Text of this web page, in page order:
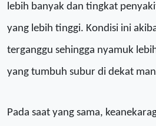
lebih banyak dan tingkat
yang lebih tinggi. Kondisi ini
terganggu sehingga nyamuk
yang tumbuh subur di dekat
Pada saat yang sama,